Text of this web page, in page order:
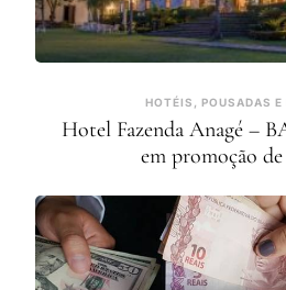
HOTÉIS, POUSADAS E
Hotel Fazenda Anagé –
em promoção